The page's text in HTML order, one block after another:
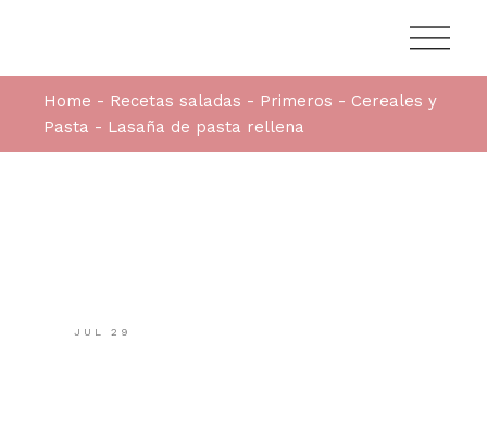
Home Recetas saladas Primeros
Cereales y
Pasta
Lasaña de pasta rellena
JUL 29